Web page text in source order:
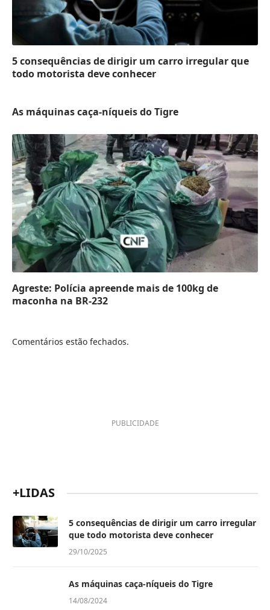
5 consequências de dirigir um carro irregular que
todo motorista deve conhecer
As máquinas caça-níqueis do Tigre
Agreste: Polícia apreende mais de 100kg de
maconha na BR-232
Comentários estão fechados.
PUBLICIDADE
+LIDAS
5 consequências de dirigir um carro irregular
que todo motorista deve conhecer
29/10/2025
As máquinas caça-níqueis do Tigre
14/08/2024